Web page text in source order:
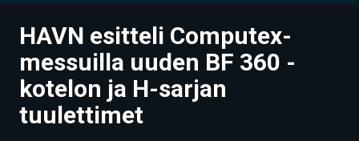
UUTISET
ARTIKKELIT
VIDEOT
HAVN esitteli Computex-
messuilla uuden BF 360 -
kotelon ja H-sarjan
tuulettimet